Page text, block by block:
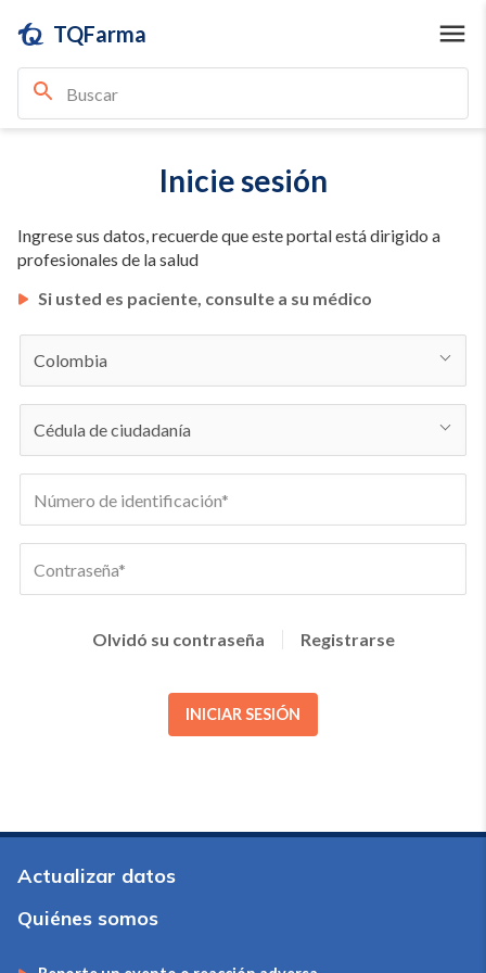
TQFarma
Inicie sesión
Ingrese sus datos, recuerde que este portal está dirigido a
profesionales de la salud
Si usted es paciente, consulte a su médico
Olvidó su contraseña Registrarse
INICIAR SESIÓN
Actualizar datos
Quiénes somos